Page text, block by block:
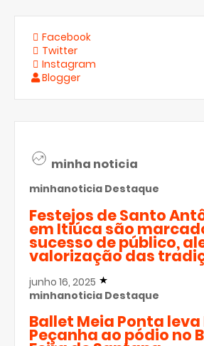
Facebook
Twitter
Instagram
Blogger
minha noticia
minhanoticia Destaque
Festejos de Santo
em Itiúca são
sucesso de público,
valorização das
junho 16, 2025
minhanoticia Destaque
Ballet Meia Ponta leva
Peçanha ao pódio no